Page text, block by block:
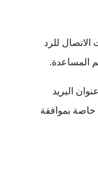
الاتصال للرد
المساعدة.
البريد
خاصة بموافقة